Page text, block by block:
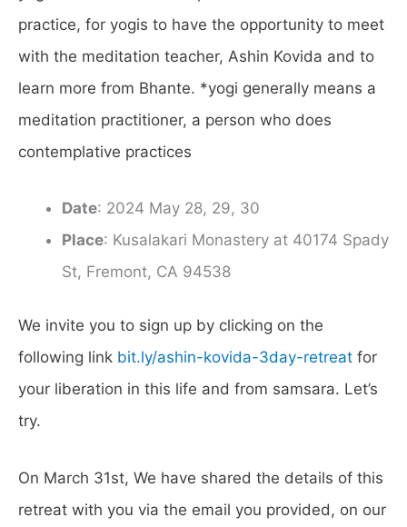
practice, for yogis to have the opportunity to meet
with the meditation teacher, Ashin Kovida and to
learn more from Bhante. *yogi generally means a
meditation practitioner, a person who does
contemplative practices
Date: 2024 May 28, 29, 30
Place: Kusalakari Monastery at 40174 Spady
St, Fremont, CA 94538
We invite you to sign up by clicking on the
following link bit.ly/ashin-kovida-3day-retreat for
your liberation in this life and from samsara. Let’s
try.
On March 31st, We have shared the details of this
retreat with you via the email you provided, on our